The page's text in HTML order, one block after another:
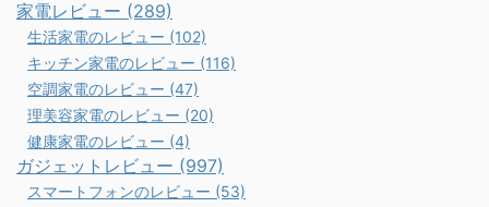
家電レビュー (289)
生活家電のレビュー (102)
キッチン家電のレビュー (116)
空調家電のレビュー (47)
理美容家電のレビュー (20)
健康家電のレビュー (4)
ガジェットレビュー (997)
スマートフォンのレビュー (53)